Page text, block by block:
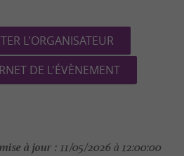
L'ORGANISATEUR
DE L'ÉVÈNEMENT
à jour : 11/05/2026 à 12:00:00